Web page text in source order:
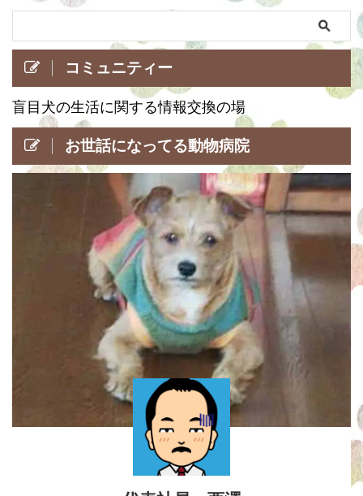
コミュニティー
盲目犬の生活に関する情報交換の場
お世話になってる動物病院